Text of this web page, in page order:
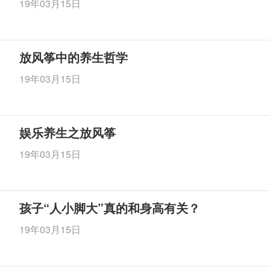
19年03月15日
放风筝中的养生哲学
19年03月15日
娱乐养生之放风筝
19年03月15日
孩子“人小脚大”真的和身高有关？
19年03月15日